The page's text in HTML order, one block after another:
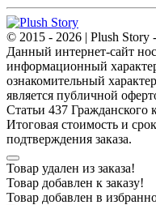
© 2015 - 2026 | Plush Story
Данный интернет-сайт
информационный
ознакомительный
является публичной
Статьи 437 Гражданского
Итоговая стоимость и
подтверждения заказа.
Товар удален из заказа!
Товар добавлен к заказу!
Товар добавлен в